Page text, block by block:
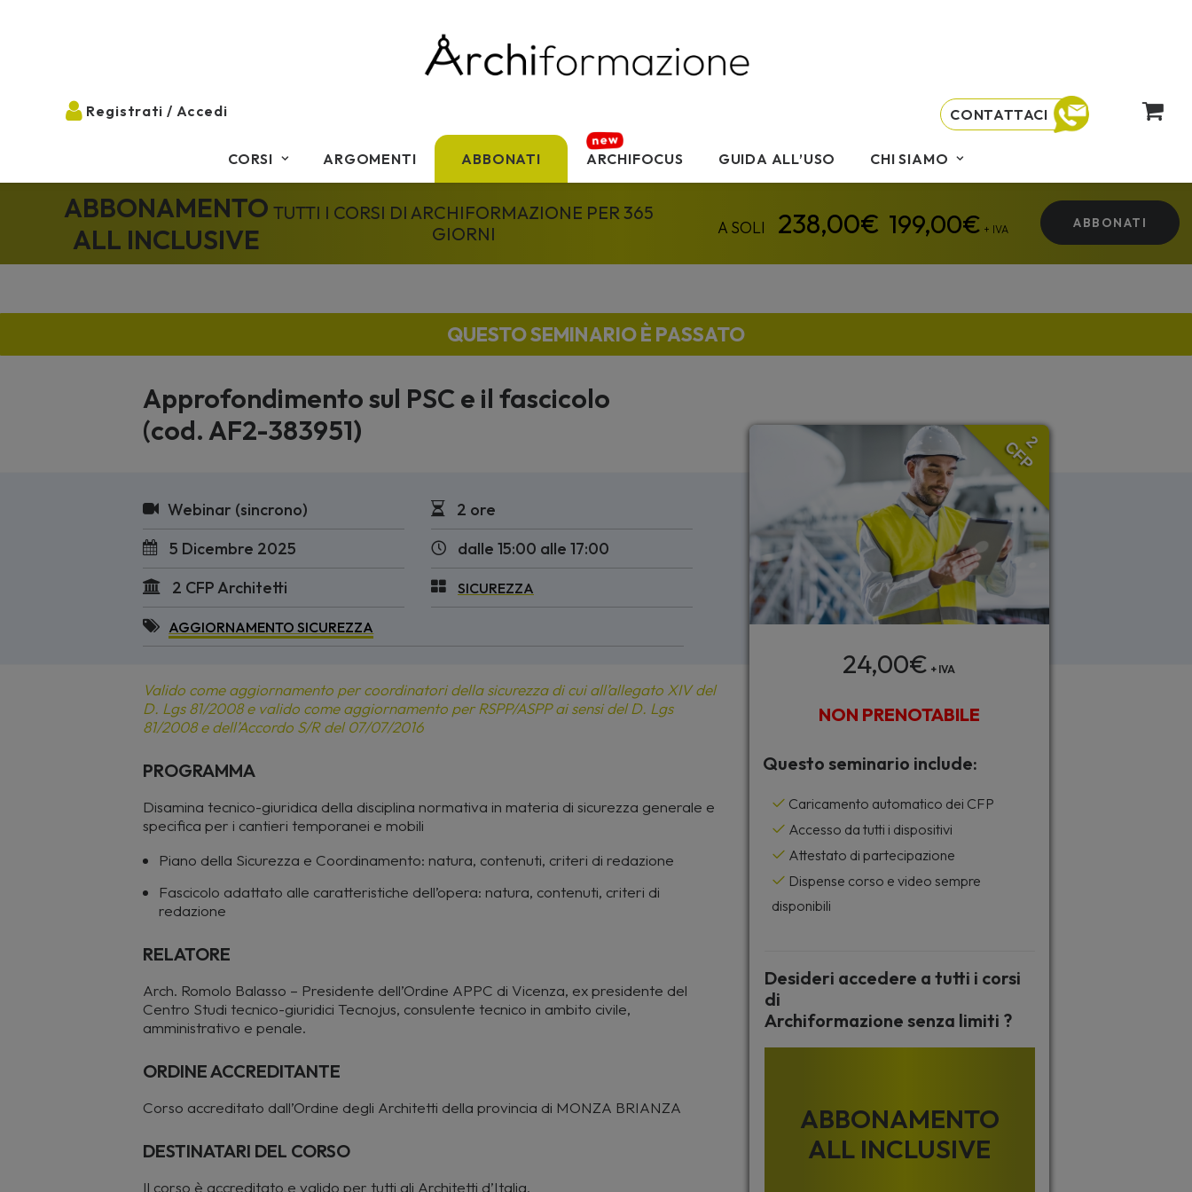
CORSI ARGOMENTI ABBONATI ARCHIFOCUS GUIDA ALL’USO CHI SIAMO
CONTATTACI
ABBONAMENTO
ALL INCLUSIVE
TUTTI I CORSI DI ARCHIFORMAZIONE PER 365
GIORNI
199,00€ + IVA ABBONATI
QUESTO SEMINARIO È PASSATO
Approfondimento sul PSC e il fascicolo
(cod. AF2-383951)
Webinar (sincrono)
2 ore
5 Dicembre 2025
dalle 15:00 alle 17:00
2 CFP Architetti
SICUREZZA
AGGIORNAMENTO SICUREZZA
Valido come aggiornamento per coordinatori della sicurezza di cui all’allegato XIV del
D. Lgs 81/2008 e valido come aggiornamento per RSPP/ASPP ai sensi del D. Lgs
81/2008 e dell’Accordo S/R del 07/07/2016
PROGRAMMA
Disamina tecnico-giuridica della disciplina normativa in materia di sicurezza generale e
specifica per i cantieri temporanei e mobili
Piano della Sicurezza e Coordinamento: natura, contenuti, criteri di redazione
Fascicolo adattato alle caratteristiche dell’opera: natura, contenuti, criteri di
redazione
RELATORE
Arch. Romolo Balasso – Presidente dell’Ordine APPC di Vicenza, ex presidente del
Centro Studi tecnico-giuridici Tecnojus, consulente tecnico in ambito civile,
amministrativo e penale.
ORDINE ACCREDITANTE
Corso accreditato dall’Ordine degli Architetti della provincia di MONZA BRIANZA
DESTINATARI DEL CORSO
Il corso è accreditato e valido per tutti gli Architetti d’Italia.
2
CFP
24,00€ + IVA
NON PRENOTABILE
Questo seminario include:
Caricamento automatico dei CFP
Accesso da tutti i dispositivi
Attestato di partecipazione
Dispense corso e video sempre
disponibili
Desideri accedere a tutti i corsi
di
Archiformazione senza limiti ?
ABBONAMENTO
ALL INCLUSIVE